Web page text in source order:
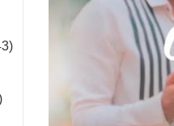
Song Lyrics - ශ්වේත සඳේ ගීතයේ පද
Lyrics - මා ඉගිලී ගියා ගීතයේ පද පෙළ
Lyrics - රැස් බලන් ගීතයේ පද පෙළ
Song Lyrics - හොද සිහියෙන් ගීතයේ